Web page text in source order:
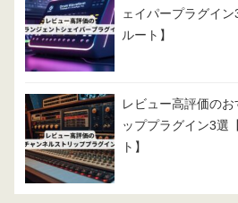
ェイパープラグイ
ルート】
レビュー高評価の
ッププラグイン3選
ト】